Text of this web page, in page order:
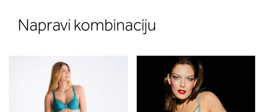
Napravi kombinaciju